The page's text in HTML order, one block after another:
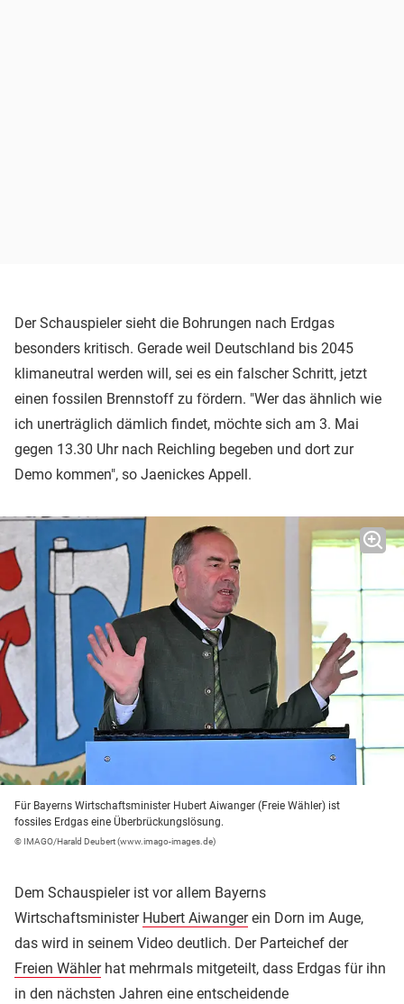
Der Schauspieler sieht die Bohrungen nach Erdgas
besonders kritisch. Gerade weil Deutschland bis 2045
klimaneutral werden will, sei es ein falscher Schritt, jetzt
einen fossilen Brennstoff zu fördern. "Wer das ähnlich wie
ich unerträglich dämlich findet, möchte sich am 3. Mai
gegen 13.30 Uhr nach Reichling begeben und dort zur
Demo kommen", so Jaenickes Appell.
Für Bayerns Wirtschaftsminister Hubert Aiwanger (Freie Wähler) ist
fossiles Erdgas eine Überbrückungslösung.
© IMAGO/Harald Deubert (www.imago-images.de)
Dem Schauspieler ist vor allem Bayerns
Wirtschaftsminister Hubert Aiwangerein Dorn im Auge,
das wird in seinem Video deutlich. Der Parteichef der
Freien Wählerhat mehrmals mitgeteilt, dass Erdgas für ihn
in den nächsten Jahren eine entscheidende